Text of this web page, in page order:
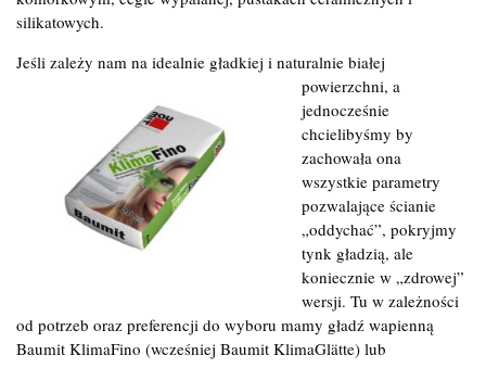
silikatowych.
Jeśli zależy nam na idealnie gładkiej i naturalnie białej
powierzchni, a
jednocześnie
chcielibyśmy by
zachowała ona
wszystkie parametry
pozwalające ścianie
„oddychać”, pokryjmy
tynk gładzią, ale
koniecznie w „zdrowej”
wersji. Tu w zależności
od potrzeb oraz preferencji do wyboru mamy gładź wapienną
Baumit KlimaFino (wcześniej Baumit KlimaGlätte) lub